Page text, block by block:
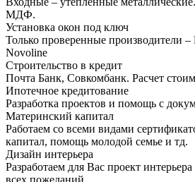
МДФ.
Установка окон под ключ
Только проверенные производители –
Novoline
Строительство в кредит
Почта Банк, Совкомбанк. Расчет
Ипотечное кредитование
Разработка проектов и помощь с
Материнский капитал
Работаем со всеми видами
капитал, помощь молодой семье и тд.
Дизайн интерьера
Разработаем для Вас проект
всех пожеланий.